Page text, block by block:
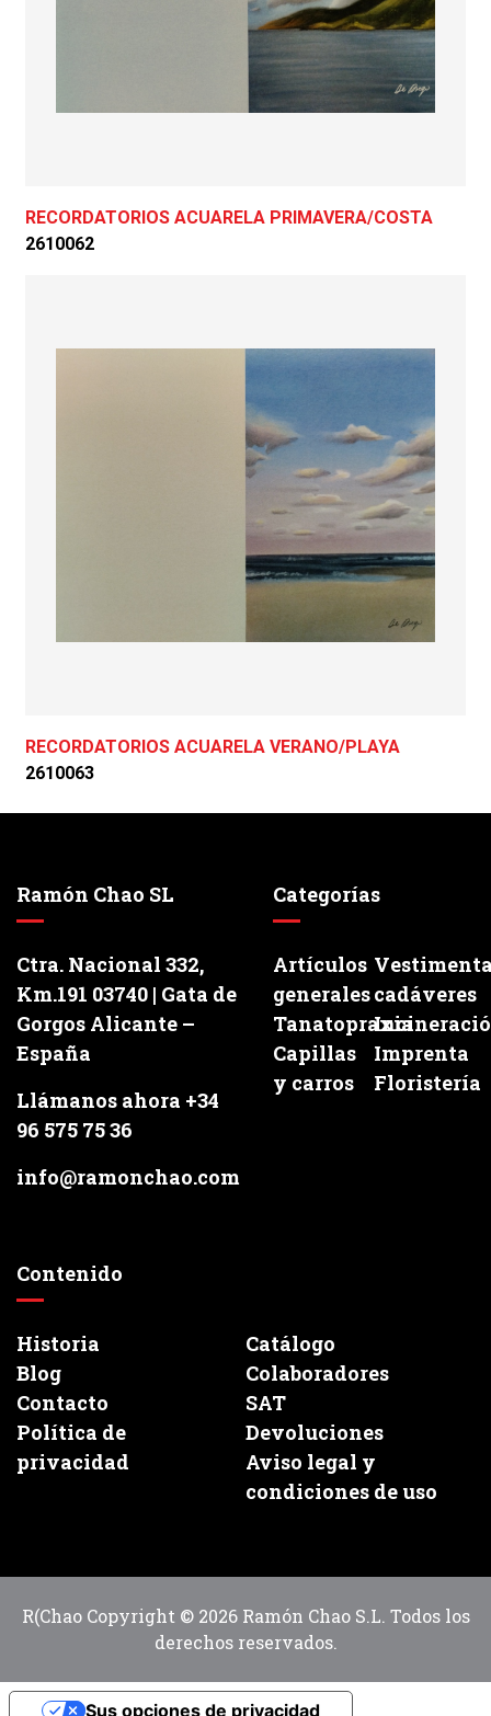
RECORDATORIOS ACUARELA PRIMAVERA/COSTA
2610062
RECORDATORIOS ACUARELA VERANO/PLAYA
2610063
Ramón Chao SL
Ctra. Nacional 332,
Km.191 03740 | Gata de
Gorgos Alicante –
España
Llámanos ahora +34
96 575 75 36
info@ramonchao.com
Categorías
Artículos
generalescadáveres
Tanatopraxia
Capillas
y carros
Imprenta
Floristería
Contenido
Historia
Catálogo
Blog
Colaboradores
Contacto
SAT
Política de
privacidad
Devoluciones
Aviso legal y
condiciones de uso
R(Chao Copyright © 2026 Ramón Chao S.L. Todos los
derechos reservados.
Sus opciones de privacidad